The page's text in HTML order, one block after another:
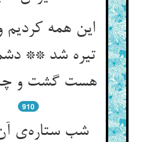
این همه کردیم
تیره شد **
هست گشت و
910
شب ستاره‌ی